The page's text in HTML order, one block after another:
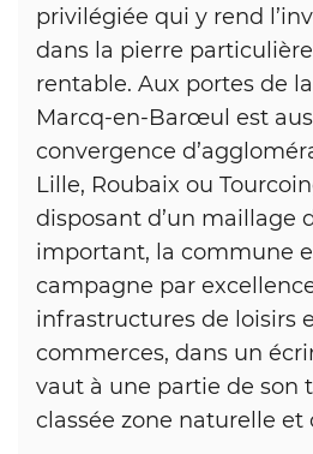
privilégiée qui y rend
dans la pierre
rentable. Aux portes de
Marcq-en-Barœul est
convergence
Lille, Roubaix ou
disposant d’un maillage
important, la commune
campagne par
infrastructures de loisirs
commerces, dans un
vaut à une partie de son
classée zone naturelle et